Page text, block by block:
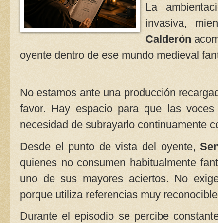
La
invasiva,
Calderón
oyente dentro de ese mundo medieval
No estamos ante una producción
favor. Hay espacio para que las
necesidad de subrayarlo continuamente
Desde el punto de vista del oyente,
quienes no consumen habitualmente
uno de sus mayores aciertos. No
porque utiliza referencias muy
Durante el episodio se percibe